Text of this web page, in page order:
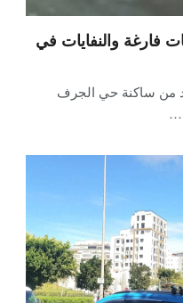
فارغة والنفايات في
من ساكنة حي الجرف